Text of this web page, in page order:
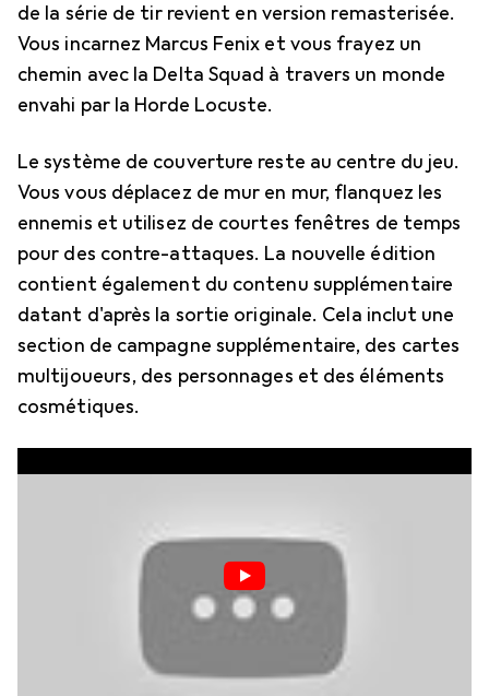
de la série de tir revient en version remasterisée.
Vous incarnez Marcus Fenix et vous frayez un
chemin avec la Delta Squad à travers un monde
envahi par la Horde Locuste.
Le système de couverture reste au centre du jeu.
Vous vous déplacez de mur en mur, flanquez les
ennemis et utilisez de courtes fenêtres de temps
pour des contre-attaques. La nouvelle édition
contient également du contenu supplémentaire
datant d'après la sortie originale. Cela inclut une
section de campagne supplémentaire, des cartes
multijoueurs, des personnages et des éléments
cosmétiques.